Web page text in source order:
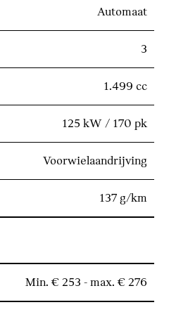
Automaat
3
1.499 cc
125 kW / 170 pk
Voorwielaandrijving
137 g/km
Min. € 253 - max. € 276